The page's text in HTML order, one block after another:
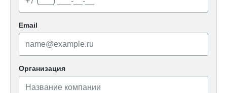
Email
Организация